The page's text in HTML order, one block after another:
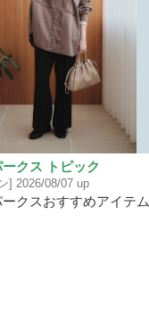
クス トピック
] 2026/08/07 up
クスおすすめアイテム